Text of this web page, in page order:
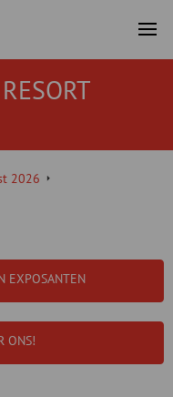
2026
EXPOSANTEN
ONS!